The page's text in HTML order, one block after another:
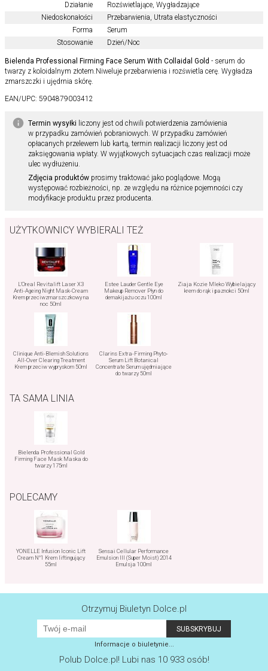
Działanie
Rozświetlające, Wygładzające
Niedoskonałości
Przebarwienia, Utrata elastyczności
Forma
Serum
Stosowanie
Dzień/Noc
Bielenda Professional Firming Face Serum With Collaidal Gold - serum do
twarzy z koloidalnym złotem.Niweluje przebarwienia i rozświetla cerę. Wygładza
zmarszczki i ujędrnia skórę.
EAN/UPC: 5904879003412
Termin wysyłki liczony jest od chwili potwierdzenia zamówienia
w przypadku zamówień pobraniowych. W przypadku zamówień
opłacanych przelewem lub kartą, termin realizacji liczony jest od
zaksięgowania wpłaty. W wyjątkowych sytuacjach czas realizacji może
ulec wydłużeniu.
Zdjęcia produktówprosimy traktować jako poglądowe. Mogą
występować rozbieżności, np. ze względu na różnice pojemności czy
modyfikacje produktu przez producenta.
UŻYTKOWNICY WYBIERALI TEŻ
L'Oreal Revitalift Laser X3
Anti-Ageing Night Mask-Cream
Krem przeciwzmarszczkowy na
noc 50ml
Estee Lauder Gentle Eye
Makeup Remover Płyn do
demakijażu oczu 100ml
Ziaja Kozie Mleko Wybielający
krem do rąk i paznokci 50ml
Clinique Anti-Blemish Solutions
All-Over Clearing Treatment
Krem przeciw wypryskom 50ml
Clarins Extra-Firming Phyto-
Serum Lift Botanical
Concentrate Serum ujędrniające
do twarzy 50ml
TA SAMA LINIA
Bielenda Professional Gold
Firming Face Mask Maska do
twarzy 175ml
POLECAMY
YONELLE Infusion Iconic Lift
Cream N°1 Krem liftingujący
55ml
Sensai Cellular Performance
Emulsion III (Super Moist) 2014
Emulsja 100ml
Otrzymuj Biuletyn Dolce.pl
Informacje o biuletynie...
Polub Dolce.pl ! Lubi nas 10 933 osób!